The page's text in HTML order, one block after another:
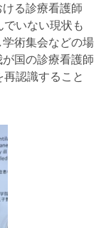
る診療看護師
いない現状も
術集会などの場
国の診療看護師
認識すること